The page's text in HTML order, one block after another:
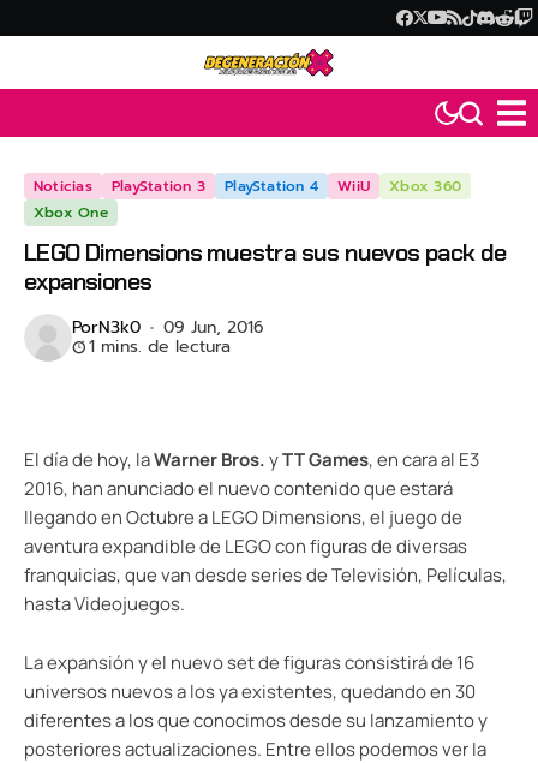
Noticias PlayStation 3 PlayStation 4 WiiU
Xbox 360
Xbox One
LEGO Dimensions muestra sus nuevos pack de
expansiones
PorN3k0 09 Jun, 2016
1 mins. de lectura
El día de hoy, laWarner Bros.yTT Games, en cara al E3
2016, han anunciado el nuevo contenido que estará
llegando en Octubre a LEGO Dimensions, el juego de
aventura expandible de LEGO con figuras de diversas
franquicias, que van desde series de Televisión, Películas,
hasta Videojuegos.
La expansión y el nuevo set de figuras consistirá de 16
universos nuevos a los ya existentes, quedando en 30
diferentes a los que conocimos desde su lanzamiento y
posteriores actualizaciones. Entre ellos podemos ver la